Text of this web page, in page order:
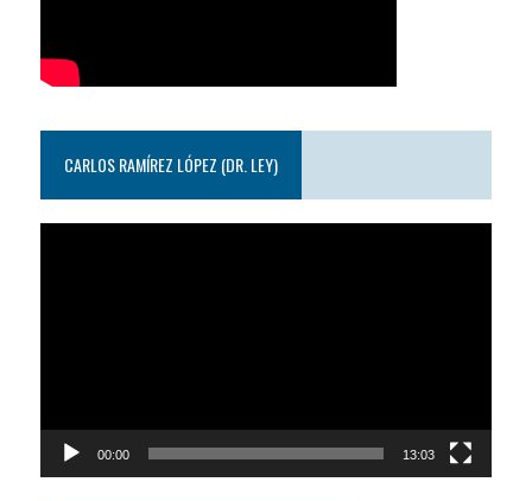
CARLOS RAMÍREZ LÓPEZ (DR. LEY)
00:00 13:03